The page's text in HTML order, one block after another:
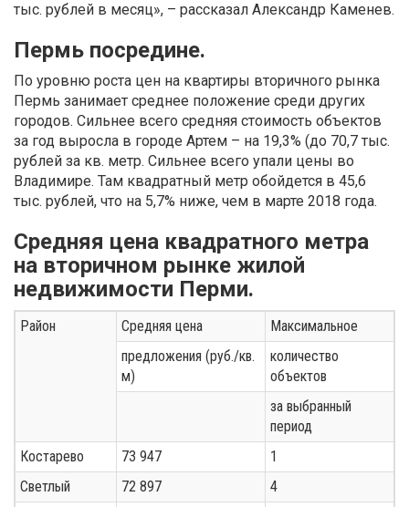
тыс. рублей в месяц», – рассказал Александр Каменев.
Пермь посредине.
По уровню роста цен на квартиры вторичного рынка
Пермь занимает среднее положение среди других
городов. Сильнее всего средняя стоимость объектов
за год выросла в городе Артем – на 19,3% (до 70,7 тыс.
рублей за кв. метр. Сильнее всего упали цены во
Владимире. Там квадратный метр обойдется в 45,6
тыс. рублей, что на 5,7% ниже, чем в марте 2018 года.
Средняя цена квадратного метра
на вторичном рынке жилой
недвижимости Перми.
Район Средняя цена
Максимальное
предложения (руб./кв.
м)
количество
объектов
за выбранный
период
Костарево
73 947
1
Светлый
72 897
4